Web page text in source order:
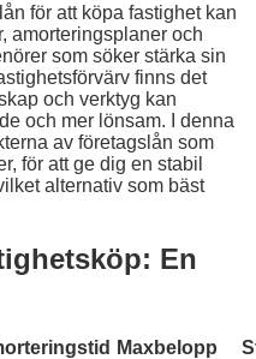
för att köpa fastighet kan
amorteringsplaner och
som söker stärka sin
finns det
och verktyg kan
och mer lönsam. I denna
av företagslån som
för att ge dig en stabil
alternativ som bäst
En
Maxbelopp